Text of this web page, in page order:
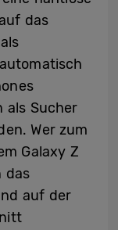
das
als Sucher
Wer zum
Galaxy Z
das
auf der